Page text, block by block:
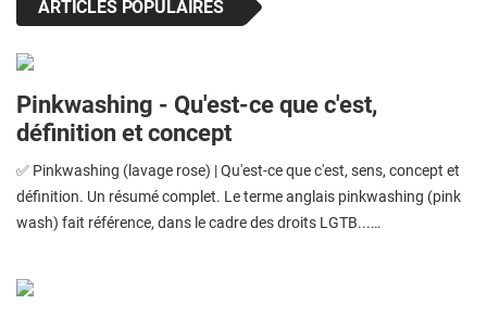
ARTICLES POPULAIRES
Pinkwashing - Qu'est-ce que c'est,
définition et concept
✅ Pinkwashing (lavage rose) | Qu'est-ce que c'est, sens, concept et
définition. Un résumé complet. Le terme anglais pinkwashing (pink
wash) fait référence, dans le cadre des droits LGTB...…